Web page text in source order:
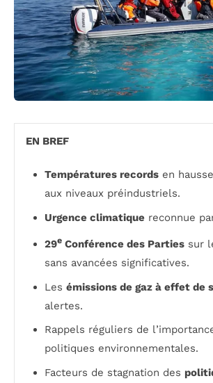
EN BREF
Températures records en
aux niveaux préindustriels.
Urgence climatique reconnue
29e Conférence des Parties sur
sans avancées significatives.
Les émissions de gaz à effet de
alertes.
Rappels réguliers de
politiques environnementales.
Facteurs de stagnation des